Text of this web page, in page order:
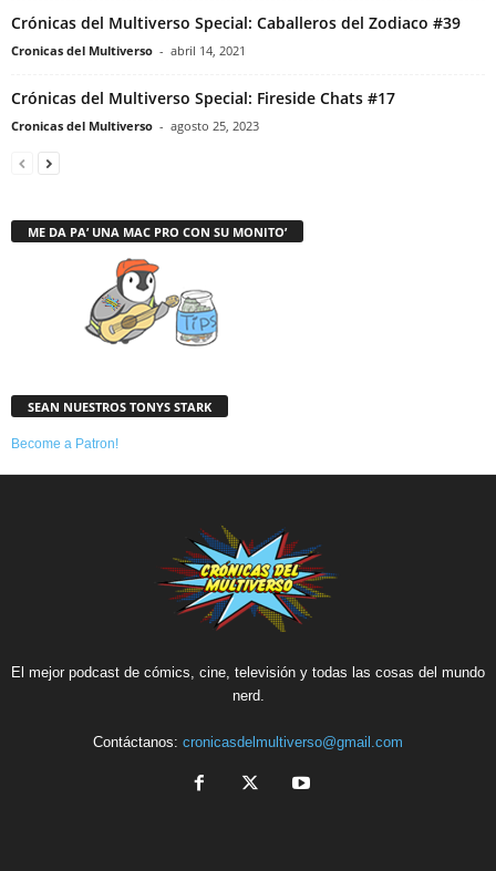
Crónicas del Multiverso Special: Caballeros del Zodiaco #39
Cronicas del Multiverso - abril 14, 2021
Crónicas del Multiverso Special: Fireside Chats #17
Cronicas del Multiverso - agosto 25, 2023
ME DA PA’ UNA MAC PRO CON SU MONITO’
SEAN NUESTROS TONYS STARK
Become a Patron!
El mejor podcast de cómics, cine, televisión y todas las cosas del mundo
nerd.
Contáctanos: cronicasdelmultiverso@gmail.com